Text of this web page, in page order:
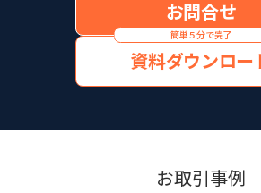
お問合せ
簡単５分で完了
資料ダウンロー
お取引事例